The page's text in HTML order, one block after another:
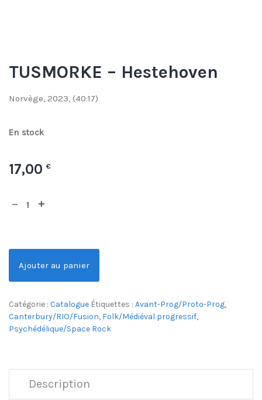
TUSMORKE – Hestehoven
Norvège, 2023, (40:17)
En stock
17,00 €
Ajouter au panier
Catégorie : Catalogue Étiquettes : Avant-Prog/Proto-Prog,
Canterbury/RIO/Fusion, Folk/Médiéval progressif,
Psychédélique/Space Rock
Description